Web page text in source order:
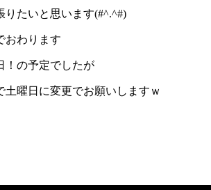
りたいと思います(#^.^#)
おわります
！の予定でしたが
土曜日に変更でお願いしますｗ